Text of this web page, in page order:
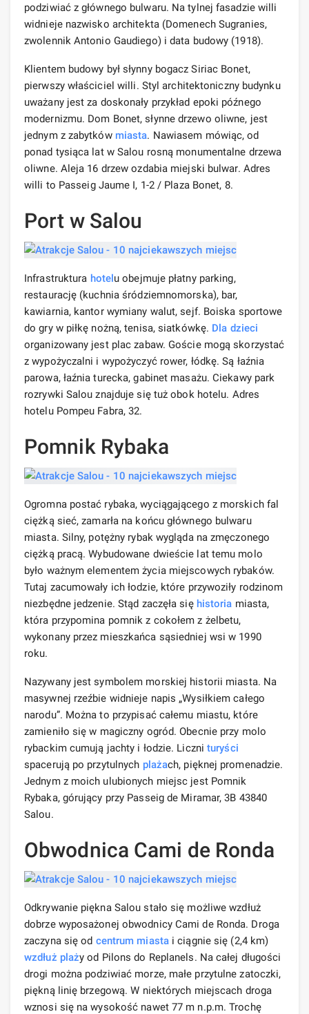
podziwiać z głównego bulwaru. Na tylnej fasadzie willi
widnieje nazwisko architekta (Domenech Sugranies,
zwolennik Antonio Gaudiego) i data budowy (1918).
Klientem budowy był słynny bogacz Siriac Bonet,
pierwszy właściciel willi. Styl architektoniczny budynku
uważany jest za doskonały przykład epoki późnego
modernizmu. Dom Bonet, słynne drzewo oliwne, jest
jednym z zabytków miasta. Nawiasem mówiąc, od
ponad tysiąca lat w Salou rosną monumentalne drzewa
oliwne. Aleja 16 drzew ozdabia miejski bulwar. Adres
willi to Passeig Jaume I, 1-2 / Plaza Bonet, 8.
Port w Salou
Infrastruktura hotelu obejmuje płatny parking,
restaurację (kuchnia śródziemnomorska), bar,
kawiarnia, kantor wymiany walut, sejf. Boiska sportowe
do gry w piłkę nożną, tenisa, siatkówkę. Dla dzieci
organizowany jest plac zabaw. Goście mogą skorzystać
z wypożyczalni i wypożyczyć rower, łódkę. Są łaźnia
parowa, łaźnia turecka, gabinet masażu. Ciekawy park
rozrywki Salou znajduje się tuż obok hotelu. Adres
hotelu Pompeu Fabra, 32.
Pomnik Rybaka
Ogromna postać rybaka, wyciągającego z morskich fal
ciężką sieć, zamarła na końcu głównego bulwaru
miasta. Silny, potężny rybak wygląda na zmęczonego
ciężką pracą. Wybudowane dwieście lat temu molo
było ważnym elementem życia miejscowych rybaków.
Tutaj zacumowały ich łodzie, które przywoziły rodzinom
niezbędne jedzenie. Stąd zaczęła się historia miasta,
która przypomina pomnik z cokołem z żelbetu,
wykonany przez mieszkańca sąsiedniej wsi w 1990
roku.
Nazywany jest symbolem morskiej historii miasta. Na
masywnej rzeźbie widnieje napis „Wysiłkiem całego
narodu”. Można to przypisać całemu miastu, które
zamieniło się w magiczny ogród. Obecnie przy molo
rybackim cumują jachty i łodzie. Liczni turyści
spacerują po przytulnych plażach, pięknej promenadzie.
Jednym z moich ulubionych miejsc jest Pomnik
Rybaka, górujący przy Passeig de Miramar, 3B 43840
Salou.
Obwodnica Cami de Ronda
Odkrywanie piękna Salou stało się możliwe wzdłuż
dobrze wyposażonej obwodnicy Cami de Ronda. Droga
zaczyna się od centrum miastai ciągnie się (2,4 km)
wzdłuż plaży od Pilons do Replanels. Na całej długości
drogi można podziwiać morze, małe przytulne zatoczki,
piękną linię brzegową. W niektórych miejscach droga
wznosi się na wysokość nawet 77 m n.p.m. Trochę